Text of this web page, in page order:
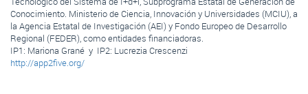
Conocimiento. Ministerio de Ciencia, Innovación y Universidades (MCIU), a
la Agencia Estatal de Investigación (AEI) y Fondo Europeo de Desarrollo
Regional (FEDER), como entidades financiadoras.
IP1: Mariona Grané y IP2: Lucrezia Crescenzi
http://app2five.org/